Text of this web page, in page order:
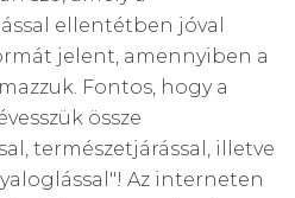
ellentétben jóval
jelent, amennyiben a
Fontos, hogy a
össze
természetjárással, illetve
Az interneten